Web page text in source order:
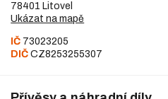
78401 Litovel
Ukázat na mapě
IČ 73023205
DIČ CZ8253255307